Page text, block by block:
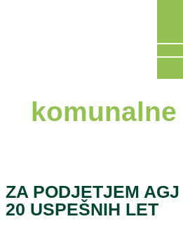
ZA PODJETJEM
20 USPEŠNIH LET